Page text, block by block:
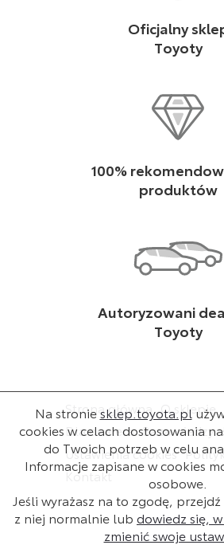
Oficjalny
Toyoty
100%
produktów
Autoryzowani
Toyoty
Strona główna O sklepie
Dla dealera Baza wiedzy
Ustawienia cookies
Kontakt
Na stroniesklep.toyota.pl
cookies w celach dostosowania
do Twoich potrzeb w celu
Informacje zapisane w cookies
osobowe.
Jeśli wyrażasz na to zgodę,
z niej normalnie lub dowiedz się,
zmienić swoje